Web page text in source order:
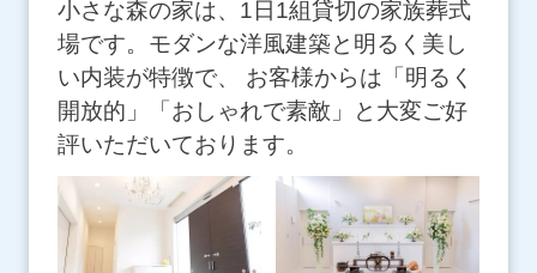
小さな森の家は、1日1組貸切の家族葬式
場です。モダンな洋風建築と明るく美し
い内装が特徴で、 お客様からは「明るく
開放的」「おしゃれで素敵」と大変ご好
評いただいております。